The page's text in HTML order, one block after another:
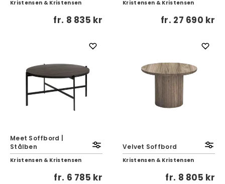
Kristensen & Kristensen
fr. 8 835 kr
Kristensen & Kristensen
fr. 27 690 kr
Meet Soffbord |
Stålben
Kristensen & Kristensen
fr. 6 785 kr
Velvet Soffbord
Kristensen & Kristensen
fr. 8 805 kr